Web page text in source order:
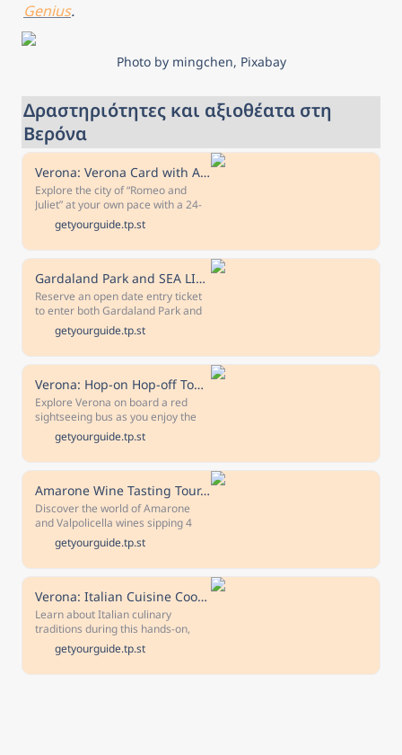
Genius.
Photo by mingchen, Pixabay
Δραστηριότητες και αξιοθέατα στη
Βερόνα
Verona: Verona Card with Arena Priority Entrance
Explore the city of “Romeo and
Juliet” at your own pace with a 24-
or 48-hour Verona Card, and
marvel at monuments such as the
best-preserved arena of the
Roman Empire still in use. Get free
entrance to city monuments and
the ATV transport system.
getyourguide.tp.st
Gardaland Park and SEA LIFE: Open Date Entry Ticket
Reserve an open date entry ticket
to enter both Gardaland Park and
SEA LIFE Acquarium. Get full
access to all attractions, activities,
and themed areas on the same or
on two consecutive days.
getyourguide.tp.st
Verona: Hop-on Hop-off Tour 24 or 48-Hour Ticket
Explore Verona on board a red
sightseeing bus as you enjoy the
recorded audio commentary. Hop
off and on whenever you like on a
route that takes you to the city’s
main attractions and landmarks.
getyourguide.tp.st
Amarone Wine Tasting Tour. Visit Verona. From Venice
Discover the world of Amarone
and Valpolicella wines sipping 4
different types of wines visit a
family winery and enjoy a light
lunch of typical cheese and salami.
A walking tour of Verona is
included
getyourguide.tp.st
Verona: Italian Cuisine Cooking Class
Learn about Italian culinary
traditions during this hands-on,
3.5-hour cooking class in Verona.
Savor delicious Italian cuisine as
you discover the secrets of the
getyourguide.tp.st